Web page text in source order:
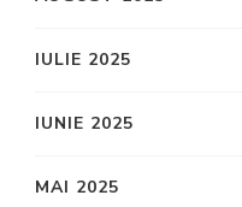
IULIE 2025
IUNIE 2025
MAI 2025